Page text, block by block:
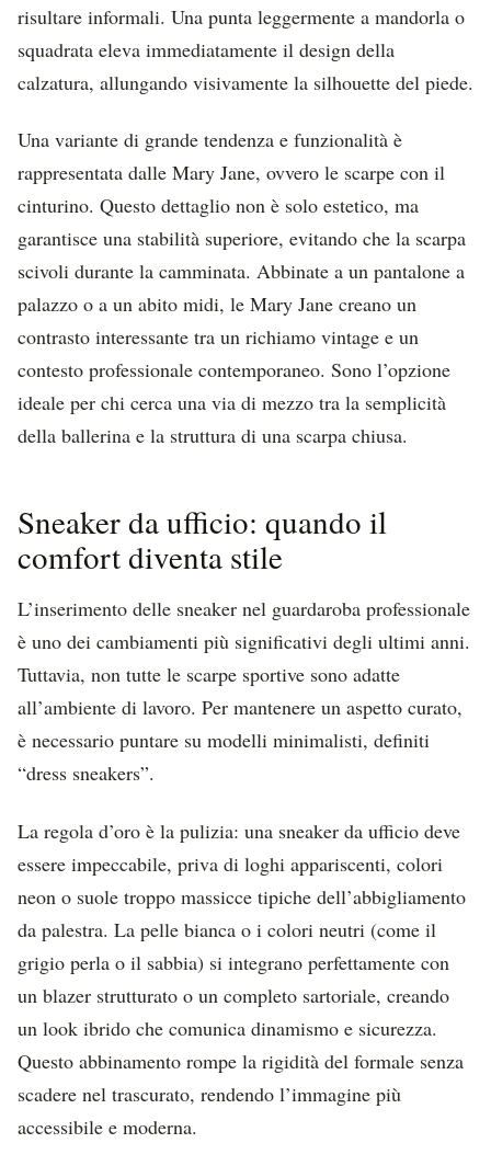
risultare informali. Una punta leggermente a mandorla o
squadrata eleva immediatamente il design della
calzatura, allungando visivamente la silhouette del piede.
Una variante di grande tendenza e funzionalità è
rappresentata dalle Mary Jane, ovvero le scarpe con il
cinturino. Questo dettaglio non è solo estetico, ma
garantisce una stabilità superiore, evitando che la scarpa
scivoli durante la camminata. Abbinate a un pantalone a
palazzo o a un abito midi, le Mary Jane creano un
contrasto interessante tra un richiamo vintage e un
contesto professionale contemporaneo. Sono l’opzione
ideale per chi cerca una via di mezzo tra la semplicità
della ballerina e la struttura di una scarpa chiusa.
Sneaker da ufficio: quando il
comfort diventa stile
L’inserimento delle sneaker nel guardaroba professionale
è uno dei cambiamenti più significativi degli ultimi anni.
Tuttavia, non tutte le scarpe sportive sono adatte
all’ambiente di lavoro. Per mantenere un aspetto curato,
è necessario puntare su modelli minimalisti, definiti
“dress sneakers”.
La regola d’oro è la pulizia: una sneaker da ufficio deve
essere impeccabile, priva di loghi appariscenti, colori
neon o suole troppo massicce tipiche dell’abbigliamento
da palestra. La pelle bianca o i colori neutri (come il
grigio perla o il sabbia) si integrano perfettamente con
un blazer strutturato o un completo sartoriale, creando
un look ibrido che comunica dinamismo e sicurezza.
Questo abbinamento rompe la rigidità del formale senza
scadere nel trascurato, rendendo l’immagine più
accessibile e moderna.